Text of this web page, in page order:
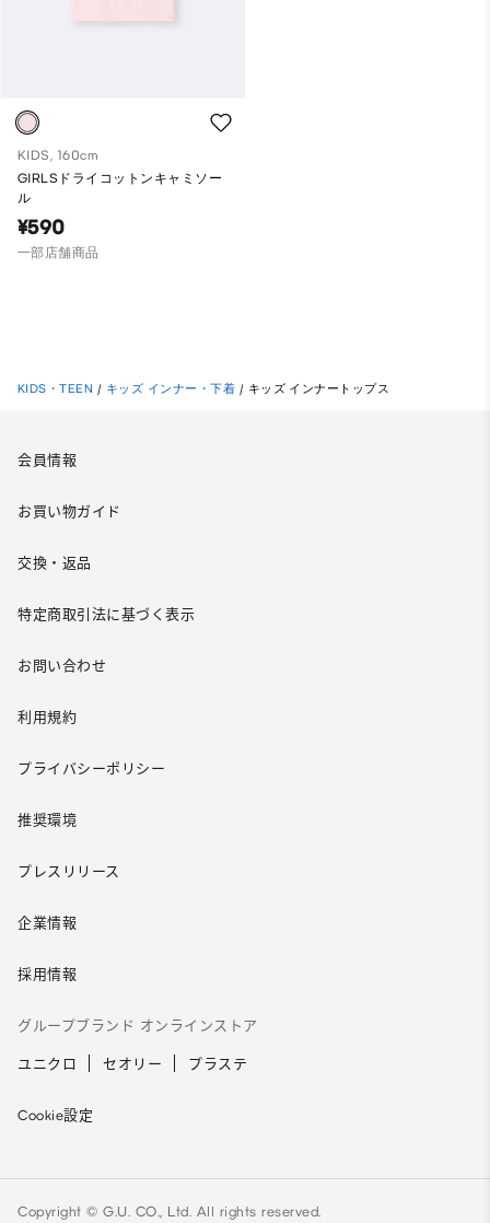
KIDS, 160cm
GIRLSドライコットンキャミソー
ル
¥590
一部店舗商品
KIDS・TEEN / キッズ インナー・下着 / キッズ インナートップス
会員情報
お買い物ガイド
交換・返品
特定商取引法に基づく表示
お問い合わせ
利用規約
プライバシーポリシー
推奨環境
プレスリリース
企業情報
採用情報
グループブランド オンラインストア
ユニクロ セオリー プラステ
Cookie設定
Copyright © G.U. CO., Ltd. All rights reserved.